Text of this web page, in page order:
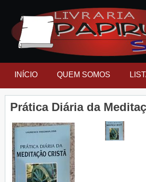
INÍCIO QUEM SOMOS
Prática Diária da